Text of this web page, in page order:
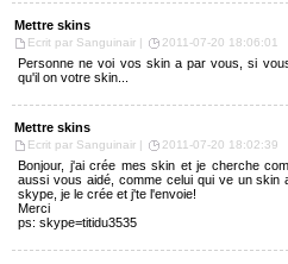
Mettre skins
Ecrit par Sanguinair | 2011-07-20 18:06:01
Personne ne voi vos skin a par vous, si
qu'il on votre skin...
Mettre skins
Ecrit par Sanguinair | 2011-07-20 18:02:39
Bonjour, j'ai crée mes skin et je cherche
aussi vous aidé, comme celui qui ve un skin
skype, je le crée et j'te l'envoie!
Merci
ps: skype=titidu3535